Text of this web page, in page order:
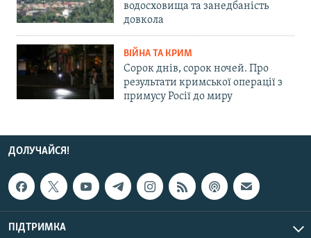
водосховища та занедбаність
довкола
ВІЙНА ТА КРИМ
Сорок днів, сорок ночей. Про
результати кримської операції з
примусу Росії до миру
ДОЛУЧАЙСЯ!
ПІДТРИМКА